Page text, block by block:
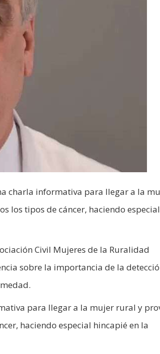
charla informativa para llegar a la
los tipos de cáncer, haciendo especial
Civil Mujeres de la Ruralidad
sobre la importancia de la
para llegar a la mujer rural y
haciendo especial hincapié en la